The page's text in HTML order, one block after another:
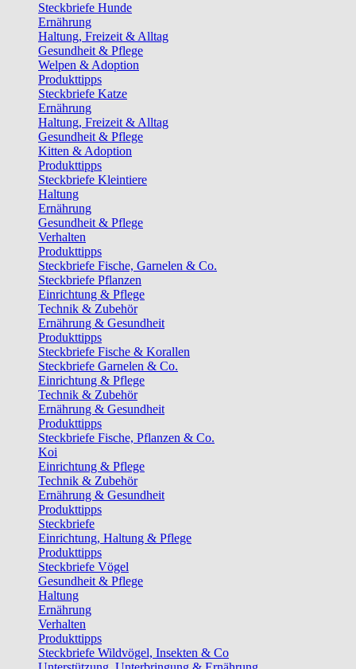
Steckbriefe Hunde
Ernährung
Haltung, Freizeit & Alltag
Gesundheit & Pflege
Welpen & Adoption
Produkttipps
Steckbriefe Katze
Ernährung
Haltung, Freizeit & Alltag
Gesundheit & Pflege
Kitten & Adoption
Produkttipps
Steckbriefe Kleintiere
Haltung
Ernährung
Gesundheit & Pflege
Verhalten
Produkttipps
Steckbriefe Fische, Garnelen & Co.
Steckbriefe Pflanzen
Einrichtung & Pflege
Technik & Zubehör
Ernährung & Gesundheit
Produkttipps
Steckbriefe Fische & Korallen
Steckbriefe Garnelen & Co.
Einrichtung & Pflege
Technik & Zubehör
Ernährung & Gesundheit
Produkttipps
Steckbriefe Fische, Pflanzen & Co.
Koi
Einrichtung & Pflege
Technik & Zubehör
Ernährung & Gesundheit
Produkttipps
Steckbriefe
Einrichtung, Haltung & Pflege
Produkttipps
Steckbriefe Vögel
Gesundheit & Pflege
Haltung
Ernährung
Verhalten
Produkttipps
Steckbriefe Wildvögel, Insekten & Co